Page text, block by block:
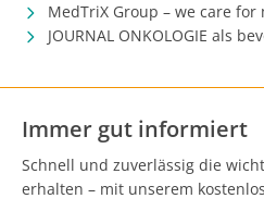
MedTriX Group – we care
JOURNAL ONKOLOGIE als
Immer gut informiert
Schnell und zuverlässig die
erhalten – mit unserem